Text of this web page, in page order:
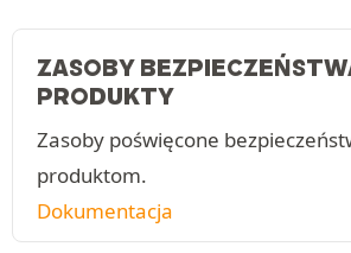
ZASOBY
PRODUKTY
Zasoby poświęcone
produktom.
Dokumentacja